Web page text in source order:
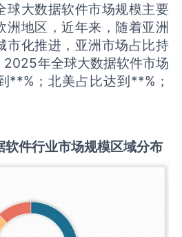
球大数据软件市场规模主要
洲地区，近年来，随着亚洲
市化推进，亚洲市场占比持
2025年全球大数据软件市场
**%；北美占比达到**%；
软件行业市场规模区域分布